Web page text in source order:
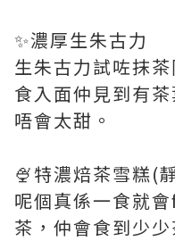
✨濃厚生朱古力
生朱古力試咗抹
食入面仲見到有
唔會太甜。
🍨特濃焙茶雪糕(
呢個真係一食就
茶，仲會食到少